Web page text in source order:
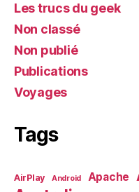
Les trucs du geek
Non classé
Non publié
Publications
Voyages
Tags
AirPlay Android Apache